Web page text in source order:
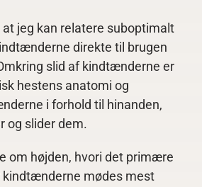
jeg kan relatere suboptimalt
direkte til brugen
slid af kindtænderne er
hestens anatomi og
i forhold til hinanden,
og slider dem.
om højden, hvori det primære
kindtænderne mødes mest